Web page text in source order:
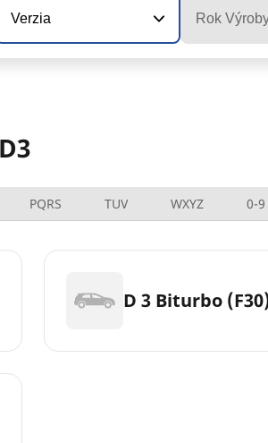
Verzia Rok
PQRS TUV WXYZ 0-9
D 3 Biturbo